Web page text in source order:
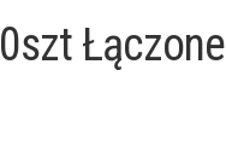
Łączone